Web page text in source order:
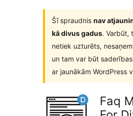
Šī spraudnis nav
kā divus gadus. Varbūt,
netiek uzturēts,
un tam var būt
ar jaunākām WordPress
Faq